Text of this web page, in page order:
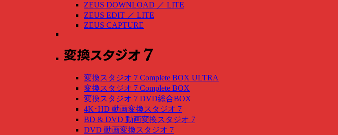
ZEUS DOWNLOAD ／ LITE
ZEUS EDIT ／ LITE
ZEUS CAPTURE
変換スタジオ 7 Complete BOX ULTRA
変換スタジオ 7 Complete BOX
変換スタジオ 7 DVD総合BOX
4K･HD 動画変換スタジオ 7
BD & DVD 動画変換スタジオ 7
DVD 動画変換スタジオ 7